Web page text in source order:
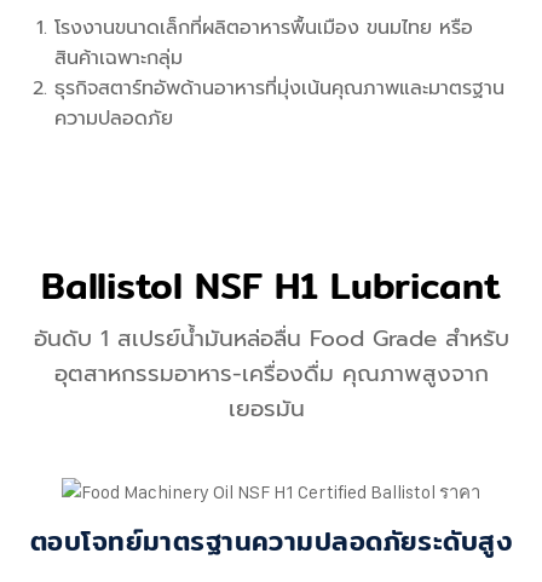
โรงงานขนาดเล็กที่ผลิตอาหารพื้นเมือง ขนมไทย หรือ
สินค้าเฉพาะกลุ่ม
ธุรกิจสตาร์ทอัพด้านอาหารที่มุ่งเน้นคุณภาพและมาตรฐาน
ความปลอดภัย
Ballistol NSF H1 Lubricant
อันดับ 1 สเปรย์น้ำมันหล่อลื่น Food Grade สำหรับ
อุตสาหกรรมอาหาร-เครื่องดื่ม คุณภาพสูงจาก
เยอรมัน
ตอบโจทย์มาตรฐานความปลอดภัยระดับสูง